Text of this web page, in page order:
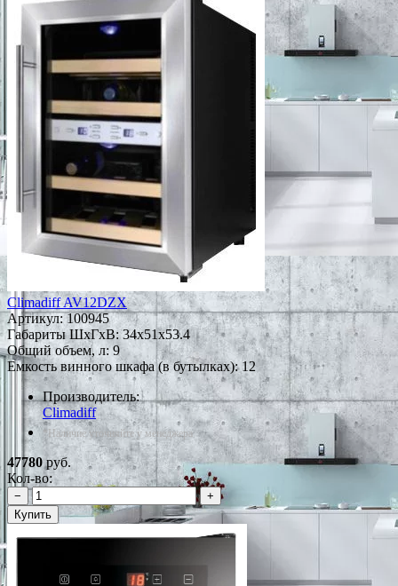
Climadiff AV12DZX
Артикул:100945
Габариты ШxГxВ: 34x51x53.4
Общий объем, л: 9
Емкость винного шкафа (в бутылках): 12
Производитель:
Climadiff
*Наличие уточняйте у менеджера
47780руб.
Кол-во:
−
+
Купить